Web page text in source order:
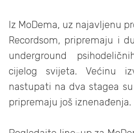
Iz MoDema, uz najavljenu
Recordsom, pripremaju i
underground
cijelog svijeta. Većinu
nastupati na dva stagea
pripremaju još iznenađenja.